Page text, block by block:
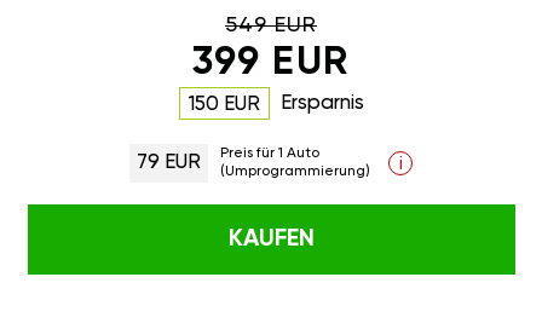
549 EUR
399 EUR
150 EUR Ersparnis
79 EUR
Preis für 1 Auto
(Umprogrammierung)
i
KAUFEN